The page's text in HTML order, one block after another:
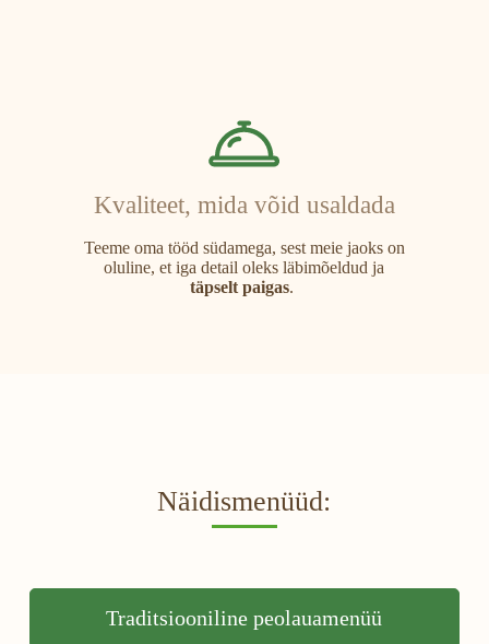
Kvaliteet, mida võid usaldada
Teeme oma tööd südamega, sest meie jaoks on
oluline, et iga detail oleks läbimõeldud ja
täpselt paigas.
Näidismenüüd:
Traditsiooniline peolauamenüü